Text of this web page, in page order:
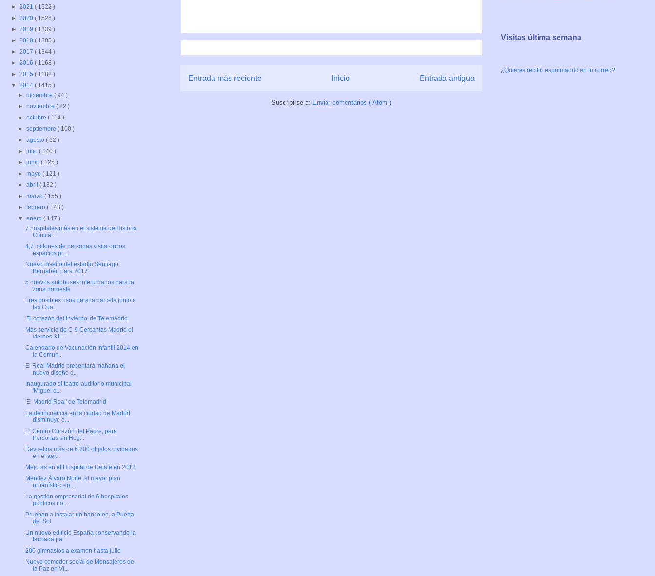
Entrada más reciente Entrada antigua
Inicio
Suscribirse a: Enviar comentarios ( Atom )
► 2021 ( 1522 )
► 2020 ( 1526 )
► 2019 ( 1339 )
► 2018 ( 1385 )
► 2017 ( 1344 )
► 2016 ( 1168 )
► 2015 ( 1182 )
▼ 2014 ( 1415 )
►diciembre( 94 )
►noviembre( 82 )
►octubre( 114 )
►septiembre( 100 )
►agosto( 62 )
►julio( 140 )
►junio( 125 )
►mayo( 121 )
►abril( 132 )
►marzo( 155 )
►febrero( 143 )
▼enero( 147 )
7 hospitales más en el sistema de Historia
Clínica...
4,7 millones de personas visitaron los
espacios pr...
Nuevo diseño del estadio Santiago
Bernabéu para 2017
5 nuevos autobuses interurbanos para la
zona noroeste
Tres posibles usos para la parcela junto a
las Cua...
'El corazón del invierno' de Telemadrid
Más servicio de C-9 Cercanías Madrid el
viernes 31...
Calendario de Vacunación Infantil 2014 en
la Comun...
El Real Madrid presentará mañana el
nuevo diseño d...
Inaugurado el teatro-auditorio municipal
'Miguel d...
'El Madrid Real' de Telemadrid
La delincuencia en la ciudad de Madrid
disminuyó e...
El Centro Corazón del Padre, para
Personas sin Hog...
Devueltos más de 6.200 objetos olvidados
en el aer...
Mejoras en el Hospital de Getafe en 2013
Méndez Álvaro Norte: el mayor plan
urbanístico en ...
La gestión empresarial de 6 hospitales
públicos no...
Prueban a instalar un banco en la Puerta
del Sol
Un nuevo edificio España conservando la
fachada pa...
200 gimnasios a examen hasta julio
Nuevo comedor social de Mensajeros de
la Paz en Vi...
Visitas última semana
¿Quieres recibir espormadrid en tu correo?